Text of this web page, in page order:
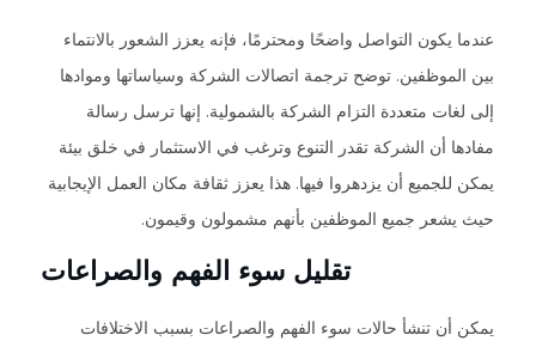
عندما يكون التواصل واضحًا ومحترمًا، فإنه يعزز الشعور بالانتماء
بين الموظفين. توضح ترجمة اتصالات الشركة وسياساتها وموادها
إلى لغات متعددة التزام الشركة بالشمولية. إنها ترسل رسالة
مفادها أن الشركة تقدر التنوع وترغب في الاستثمار في خلق بيئة
يمكن للجميع أن يزدهروا فيها. هذا يعزز ثقافة مكان العمل الإيجابية
حيث يشعر جميع الموظفين بأنهم مشمولون وقيمون.
تقليل سوء الفهم والصراعات
يمكن أن تنشأ حالات سوء الفهم والصراعات بسبب الاختلافات